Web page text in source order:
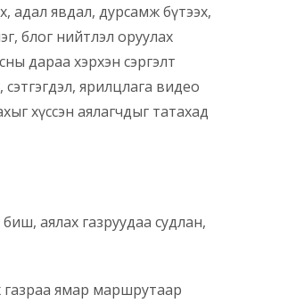
адал явдал, дурсамж бүтээх,
блог нийтлэл оруулах
дараа хэрхэн сэргэлт
ярилцлага видео
хүссэн аялагчдыг татахад
аялах газруудаа судлан,
газраа ямар маршрутаар